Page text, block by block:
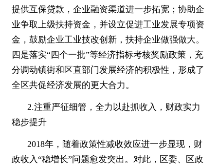
提供互保贷款，企业融资渠道进一步拓宽；协助企
业争取上级扶持资金，并设立促进工业发展专项资
金，鼓励企业工业技改创新，扶持企业做强做大。
四是落实“四个一批”等经济指标考核奖励政策，充
分调动镇街和区直部门发展经济的积极性，形成了
全区共促经济发展的更大合力。
2.注重严征细管，全力以赴抓收入，财政实力
稳步提升
2018年，随着政策性减收效应进一步显现，财
政收入“稳增长”问题愈发突出。对此，区委、区政